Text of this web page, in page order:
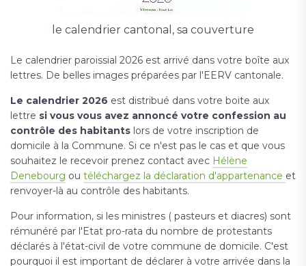
le calendrier cantonal, sa couverture
Le calendrier paroissial 2026 est arrivé dans votre boîte aux
lettres. De belles images préparées par l'EERV cantonale.
Le calendrier 2026 est distribué dans votre boite aux
lettre si vous vous avez annoncé votre confession au
contrôle des habitants lors de votre inscription de
domicile à la Commune. Si ce n'est pas le cas et que vous
souhaitez le recevoir prenez contact avec Hélène
Denebourg ou téléchargez la déclaration d'appartenance et
renvoyer-là au contrôle des habitants.
Pour information, si les ministres ( pasteurs et diacres) sont
rémunéré par l'Etat pro-rata du nombre de protestants
déclarés à l'état-civil de votre commune de domicile. C'est
pourquoi il est important de déclarer à votre arrivée dans la